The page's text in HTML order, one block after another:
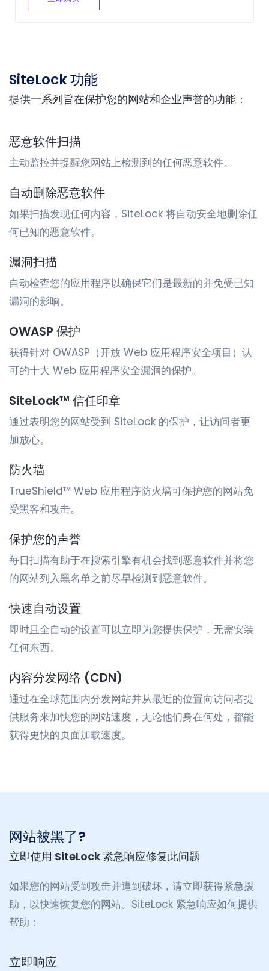
SiteLock 功能
提供一系列旨在保护您的网站和企业声誉的功能：
恶意软件扫描
主动监控并提醒您网站上检测到的任何恶意软件。
自动删除恶意软件
如果扫描发现任何内容，SiteLock 将自动安全地删除任
何已知的恶意软件。
漏洞扫描
自动检查您的应用程序以确保它们是最新的并免受已知
漏洞的影响。
OWASP 保护
获得针对 OWASP（开放 Web 应用程序安全项目）认
可的十大 Web 应用程序安全漏洞的保护。
SiteLock™ 信任印章
通过表明您的网站受到 SiteLock 的保护，让访问者更
加放心。
防火墙
TrueShield™ Web 应用程序防火墙可保护您的网站免
受黑客和攻击。
保护您的声誉
每日扫描有助于在搜索引擎有机会找到恶意软件并将您
的网站列入黑名单之前尽早检测到恶意软件。
快速自动设置
即时且全自动的设置可以立即为您提供保护，无需安装
任何东西。
内容分发网络 (CDN)
通过在全球范围内分发网站并从最近的位置向访问者提
供服务来加快您的网站速度，无论他们身在何处，都能
获得更快的页面加载速度。
网站被黑了?
立即使用 SiteLock 紧急响应修复此问题
如果您的网站受到攻击并遭到破坏，请立即获得紧急援
助，以快速恢复您的网站。SiteLock 紧急响应如何提供
帮助：
立即响应